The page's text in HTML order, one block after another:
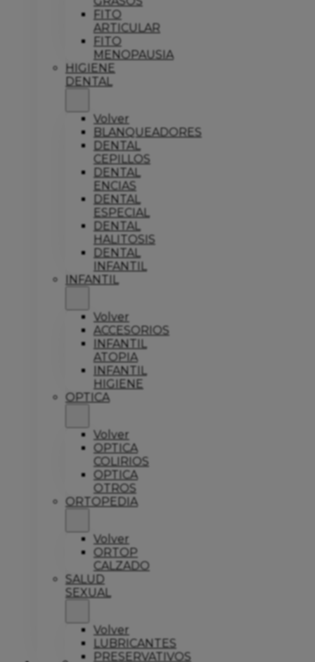
FITO
ARTICULAR
FITO
MENOPAUSIA
HIGIENE
DENTAL
Volver
BLANQUEADORES
DENTAL
CEPILLOS
DENTAL
ENCIAS
DENTAL
ESPECIAL
DENTAL
HALITOSIS
DENTAL
INFANTIL
INFANTIL
Volver
ACCESORIOS
INFANTIL
ATOPIA
INFANTIL
HIGIENE
OPTICA
Volver
OPTICA
COLIRIOS
OPTICA
OTROS
ORTOPEDIA
Volver
ORTOP
CALZADO
SALUD
SEXUAL
Volver
LUBRICANTES
PRESERVATIVOS